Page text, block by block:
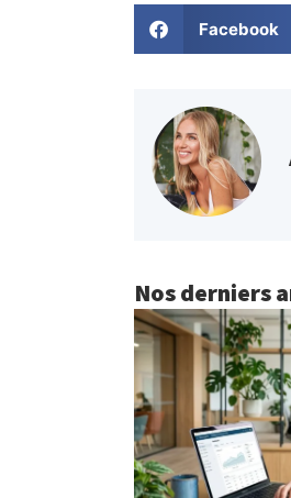
Facebook
Nos derniers